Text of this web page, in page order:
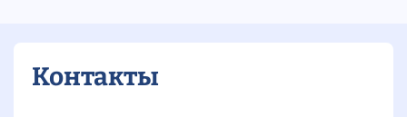
Контакты